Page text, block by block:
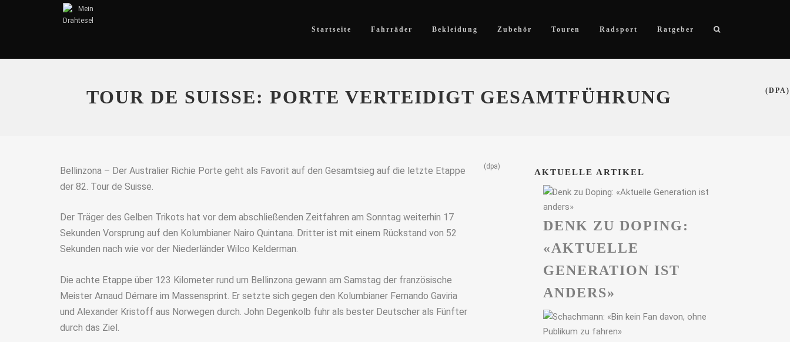
Startseite Fahrräder Bekleidung Zubehör Touren Radsport Ratgeber
TOUR DE SUISSE: PORTE VERTEIDIGT GESAMTFÜHRUNG (DPA)
Bellinzona – Der Australier Richie Porte geht als Favorit auf den Gesamtsieg auf die letzte Etappe
der 82. Tour de Suisse.
Der Träger des Gelben Trikots hat vor dem abschließenden Zeitfahren am Sonntag weiterhin 17
Sekunden Vorsprung auf den Kolumbianer Nairo Quintana. Dritter ist mit einem Rückstand von 52
Sekunden nach wie vor der Niederländer Wilco Kelderman.
Die achte Etappe über 123 Kilometer rund um Bellinzona gewann am Samstag der französische
Meister Arnaud Démare im Massensprint. Er setzte sich gegen den Kolumbianer Fernando Gaviria
und Alexander Kristoff aus Norwegen durch. John Degenkolb fuhr als bester Deutscher als Fünfter
durch das Ziel.
(dpa)
AKTUELLE ARTIKEL
DENK ZU DOPING:
«AKTUELLE
GENERATION IST
ANDERS»